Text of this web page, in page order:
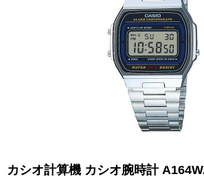
カシオ計算機 カシオ腕時計